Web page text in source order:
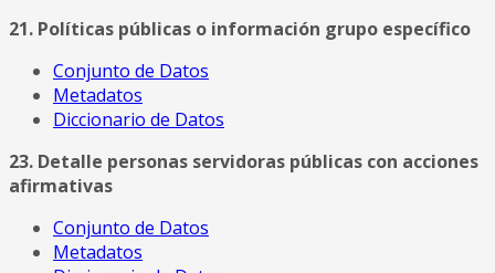
21. Políticas públicas o información grupo específico
Conjunto de Datos
Metadatos
Diccionario de Datos
23. Detalle personas servidoras públicas con acciones
afirmativas
Conjunto de Datos
Metadatos